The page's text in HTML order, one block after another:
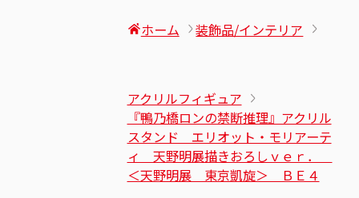
ホーム 装飾品/インテリア
アクリルフィギュア
『鴨乃橋ロンの禁断推理』アクリル
スタンド エリオット・モリアーテ
ィ 天野明展描きおろしｖｅｒ．
＜天野明展 東京凱旋＞ ＢＥ４